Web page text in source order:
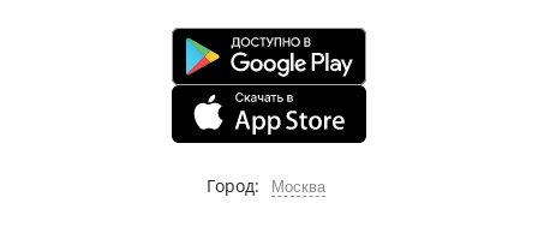
Город: Москва